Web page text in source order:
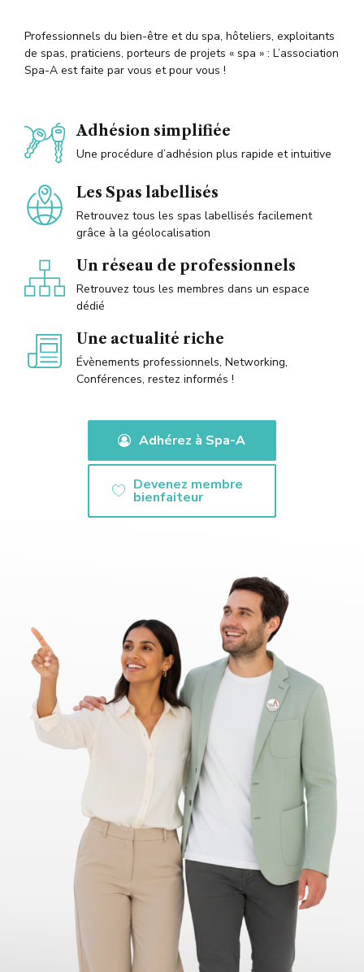
Professionnels du bien-être et du spa, hôteliers, exploitants
de spas, praticiens, porteurs de projets « spa » : L’association
Spa-A est faite par vous et pour vous !
Adhésion simplifiée
Une procédure d’adhésion plus rapide et intuitive
Les Spas labellisés
Retrouvez tous les spas labellisés facilement
grâce à la géolocalisation
Un réseau de professionnels
Retrouvez tous les membres dans un espace
dédié
Une actualité riche
Évènements professionnels, Networking,
Conférences, restez informés !
Adhérez à Spa-A
Devenez membre
bienfaiteur